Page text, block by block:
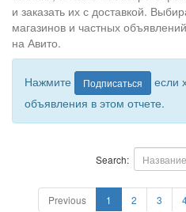
и заказать их с доставкой.
магазинов и частных
на Авито.
Нажмите Подписаться
если
объявления в этом отчете.
Search:
Previous 1 2 3